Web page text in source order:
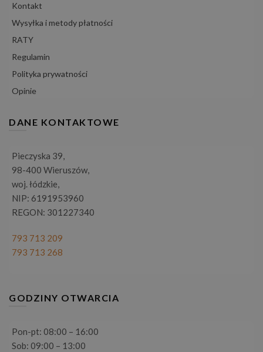
Kontakt
Wysyłka i metody płatności
RATY
Regulamin
Polityka prywatności
Opinie
DANE KONTAKTOWE
Pieczyska 39,
98-400 Wieruszów,
woj. łódzkie,
NIP: 6191953960
REGON: 301227340
793 713 209
793 713 268
GODZINY OTWARCIA
Pon-pt: 08:00 – 16:00
Sob: 09:00 – 13:00